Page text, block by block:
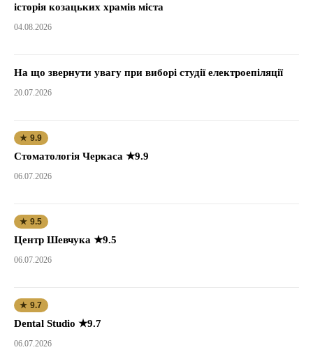
історія козацьких храмів міста
04.08.2026
На що звернути увагу при виборі студії електроепіляції
20.07.2026
★ 9.9
Стоматологія Черкаса ★9.9
06.07.2026
★ 9.5
Центр Шевчука ★9.5
06.07.2026
★ 9.7
Dental Studio ★9.7
06.07.2026